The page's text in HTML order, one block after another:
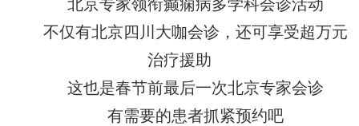
北京专家领衔癫痫病多学科会诊活动
不仅有北京四川大咖会诊，还可享受超万元
治疗援助
这也是春节前最后一次北京专家会诊
有需要的患者抓紧预约吧